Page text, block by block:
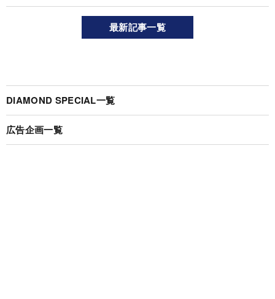
最新記事一覧
DIAMOND SPECIAL一覧
広告企画一覧